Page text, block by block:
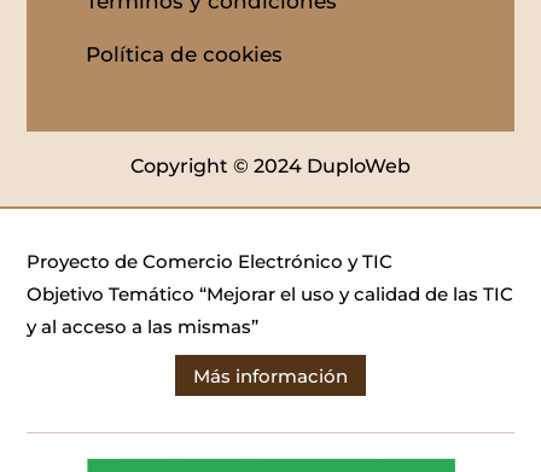
Política de cookies
Copyright © 2024 DuploWeb
Proyecto de Comercio Electrónico y TIC
Objetivo Temático “Mejorar el uso y calidad de las TIC
y al acceso a las mismas”
Más información